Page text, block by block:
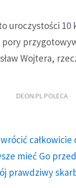
uroczystości
Wojtera,
DEON.PL POLECA
mieć Go
prawdziwy